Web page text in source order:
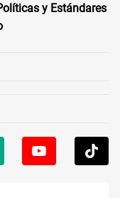
y Estándares